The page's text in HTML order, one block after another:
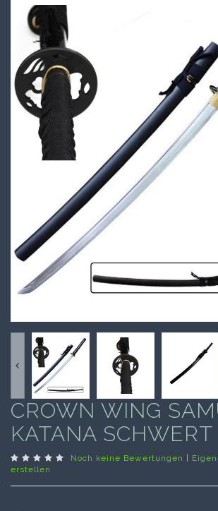
CROWN WING
KATANA SCHWERT
Noch keine Bewertungen
erstellen